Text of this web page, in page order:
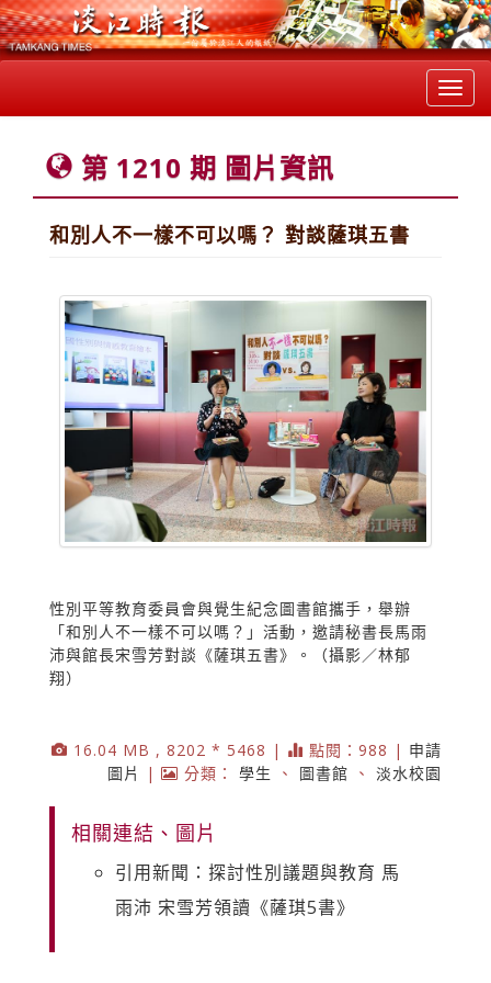
第 1210 期 圖片資訊
和別人不一樣不可以嗎？ 對談薩琪五書
性別平等教育委員會與覺生紀念圖書館攜手，舉辦
「和別人不一樣不可以嗎？」活動，邀請秘書長馬雨
沛與館長宋雪芳對談《薩琪五書》。（攝影／林郁
翔）
16.04 MB , 8202 * 5468 | 點閱：988 | 申請
圖片
| 分類： 學生 、 圖書館 、 淡水校園
相關連結、圖片
引用新聞：探討性別議題與教育 馬
雨沛 宋雪芳領讀《薩琪5書》